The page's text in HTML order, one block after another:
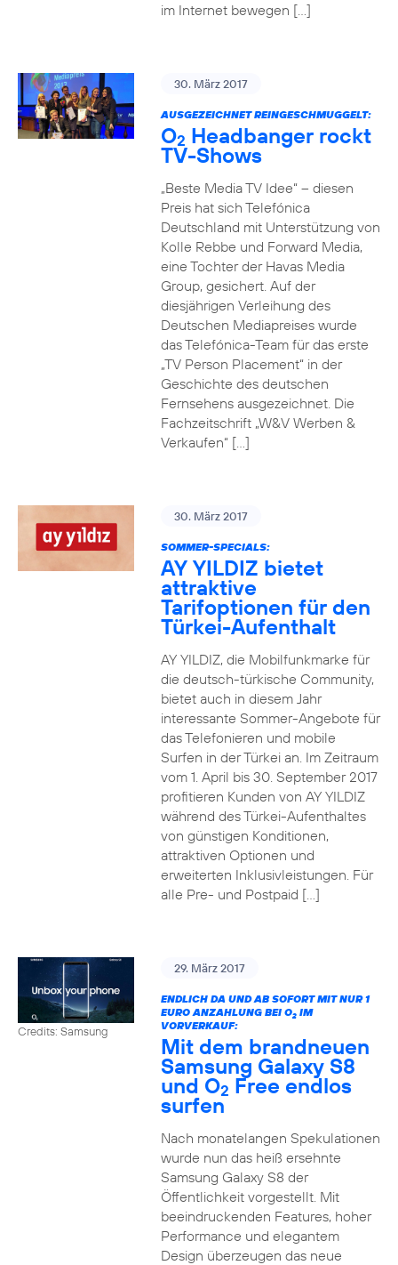
im Internet bewegen […]
30. März 2017
AUSGEZEICHNET REINGESCHMUGGELT:
O2 Headbanger rockt
TV-Shows
„Beste Media TV Idee“ – diesen
Preis hat sich Telefónica
Deutschland mit Unterstützung von
Kolle Rebbe und Forward Media,
eine Tochter der Havas Media
Group, gesichert. Auf der
diesjährigen Verleihung des
Deutschen Mediapreises wurde
das Telefónica-Team für das erste
„TV Person Placement“ in der
Geschichte des deutschen
Fernsehens ausgezeichnet. Die
Fachzeitschrift „W&V Werben &
Verkaufen“ […]
30. März 2017
SOMMER-SPECIALS:
AY YILDIZ bietet
attraktive
Tarifoptionen für den
Türkei-Aufenthalt
AY YILDIZ, die Mobilfunkmarke für
die deutsch-türkische Community,
bietet auch in diesem Jahr
interessante Sommer-Angebote für
das Telefonieren und mobile
Surfen in der Türkei an. Im Zeitraum
vom 1. April bis 30. September 2017
profitieren Kunden von AY YILDIZ
während des Türkei-Aufenthaltes
von günstigen Konditionen,
attraktiven Optionen und
erweiterten Inklusivleistungen. Für
alle Pre- und Postpaid […]
Credits: Samsung
29. März 2017
ENDLICH DA UND AB SOFORT MIT NUR 1
EURO ANZAHLUNG BEI O2IM
VORVERKAUF:
Mit dem brandneuen
Samsung Galaxy S8
und O2 Free endlos
surfen
Nach monatelangen Spekulationen
wurde nun das heiß ersehnte
Samsung Galaxy S8 der
Öffentlichkeit vorgestellt. Mit
beeindruckenden Features, hoher
Performance und elegantem
Design überzeugen das neue